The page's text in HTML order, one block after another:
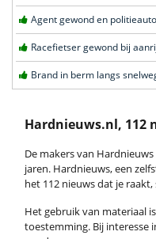
Racefietser gewond bij
Brand in berm langs
Hardnieuws.nl, 112
De makers van
jaren. Hardnieuws, een
het 112 nieuws dat je
Het gebruik van materiaal
toestemming. Bij interesse